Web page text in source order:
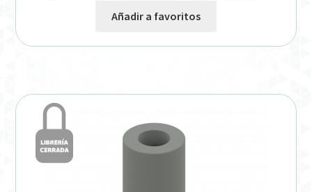
Añadir a favoritos